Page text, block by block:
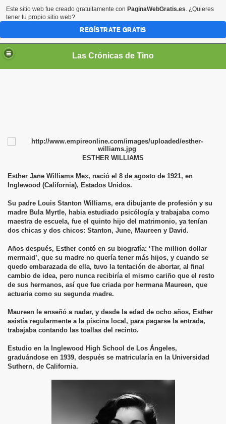
Las Crónicas de Tino
ESTHER WILLIAMS
Esther Jane Williams Mex, nació el 8 de agosto de 1921, en
Inglewood (California), Estados Unidos.
Su padre Louis Stanton Williams, era dibujante de profesión y su
madre Bula Myrtle, habia estudiado psicólogía y trabajaba como
maestra de escuela, fue el quinto hijo del matrimonio, ya tenían
dos chicas y dos chicos: Stanton, June, Maureen y David.
Años después, Esther contó en su biografía: ‘The million dollar
mermaid’, que su madre no quería tener más hijos, y cuando se
quedo embarazada de ella, tuvo la tentación de abortar, al final
cambio de idea, pero nunca recibiría el mismo cariño que el resto
de sus hermanos, así que fue criada por hermana Maureen, que
actuaria como su segunda madre.
Maureen le enseñó a nadar, y desde la edad de ocho años, Esther
asistía regularmente a la piscina local, para pagarse la entrada,
trabajaba contando las toallas del recinto.
Estudio en la Inglewood High School de Los Ángeles,
graduándose en 1939, después se matricularía en la Universidad
Suthern, de California.
Este sitio web fue creado gratuitamente con PaginaWebGratis.es. ¿Quieres
tener tu propio sitio web?
REGÍSTRATE GRATIS